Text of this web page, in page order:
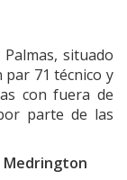
situado
par 71 técnico y
con fuera de
parte de las
Medrington